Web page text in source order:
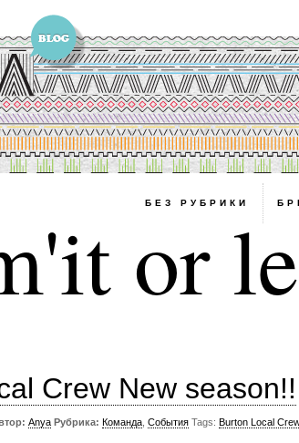
БЕЗ РУБРИКИ
or
Crew New season!!
Anya Рубрика: Команда События Tags: Burton Local